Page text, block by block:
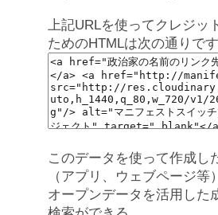
上記URLを使ってクレジッ
ためのHTMLは次の通りです
このデータを使って作成し
（アプリ、ウェブページ等
オープンデータを活用した